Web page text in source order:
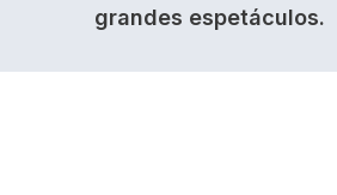
grandes espetáculos.